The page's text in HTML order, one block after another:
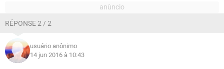
RÉPONSE 2 / 2
usuário anônimo
14 jun 2016 à 10:43